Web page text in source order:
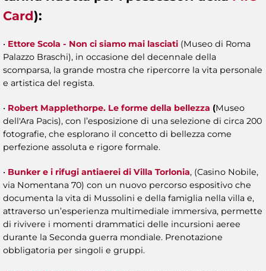
Card):
• Ettore Scola - Non ci siamo mai lasciati (Museo di Roma
Palazzo Braschi), in occasione del decennale della
scomparsa, la grande mostra che ripercorre la vita personale
e artistica del regista.
• Robert Mapplethorpe. Le forme della bellezza (Museo
dell'Ara Pacis), con l’esposizione di una selezione di circa 200
fotografie, che esplorano il concetto di bellezza come
perfezione assoluta e rigore formale.
• Bunker e i rifugi antiaerei di Villa Torlonia, (Casino Nobile,
via Nomentana 70) con un nuovo percorso espositivo che
documenta la vita di Mussolini e della famiglia nella villa e,
attraverso un’esperienza multimediale immersiva, permette
di rivivere i momenti drammatici delle incursioni aeree
durante la Seconda guerra mondiale. Prenotazione
obbligatoria per singoli e gruppi.